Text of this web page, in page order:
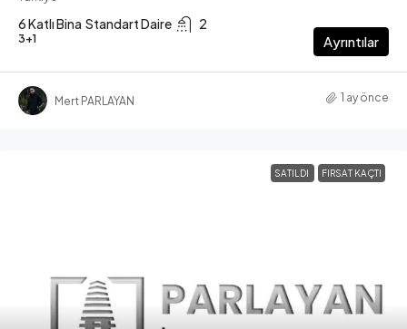
6 Katlı Bina Standart Daire 2
3+1 Ayrıntılar
Mert PARLAYAN 1 ay önce
SATILDI FIRSAT KAÇTI